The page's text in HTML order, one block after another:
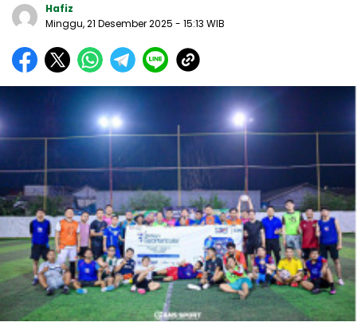
Hafiz
Minggu, 21 Desember 2025 - 15:13 WIB